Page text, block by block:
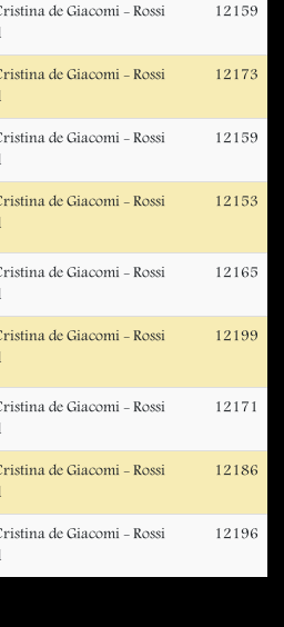
de Giacomi - Rossi
12159
de Giacomi - Rossi
12173
de Giacomi - Rossi
12159
de Giacomi - Rossi
12153
de Giacomi - Rossi
12165
de Giacomi - Rossi
12199
de Giacomi - Rossi
12171
de Giacomi - Rossi
12186
de Giacomi - Rossi
12196